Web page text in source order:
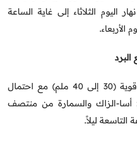
الثلاثاء إلى غاية الساعة
الأربعاء.
زخات رعدية محلياً قوية (30 إلى 40 ملم) مع احتمال
أسا-الزاك والسمارة من منتصف
التاسعة ليلاً.